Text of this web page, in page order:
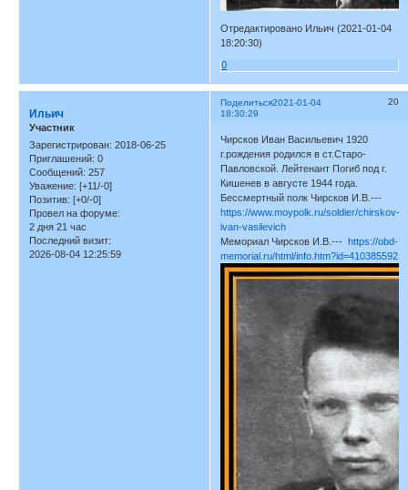
Отредактировано Ильич (2021-01-04
18:20:30)
0
Поделиться 20
2021-01-04
18:30:29
Ильич
Участник
Зарегистрирован: 2018-06-25
Приглашений: 0
Сообщений: 257
Уважение: [+11/-0]
Позитив: [+0/-0]
Провел на форуме:
2 дня 21 час
Последний визит:
2026-08-04 12:25:59
Чирсков Иван Васильевич 1920
г.рождения родился в ст.Старо-
Павловской. Лейтенант Погиб под г.
Кишенев в августе 1944 года.
Бессмертный полк Чирсков И.В.---
https://www.moypolk.ru/soldier/chirskov-
ivan-vasilevich
Мемориал Чирсков И.В.---https://obd-
memorial.ru/html/info.htm?id=410385592